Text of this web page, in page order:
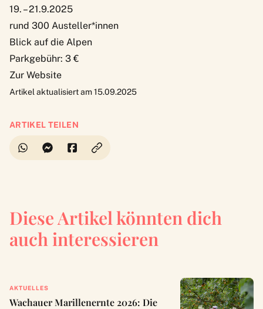
19. – 21.9.2025
rund 300 Austeller*innen
Blick auf die Alpen
Parkgebühr: 3 €
Zur Website
Artikel aktualisiert am 15.09.2025
ARTIKEL TEILEN
Diese Artikel könnten dich
auch interessieren
AKTUELLES
Wachauer Marillenernte 2026: Die